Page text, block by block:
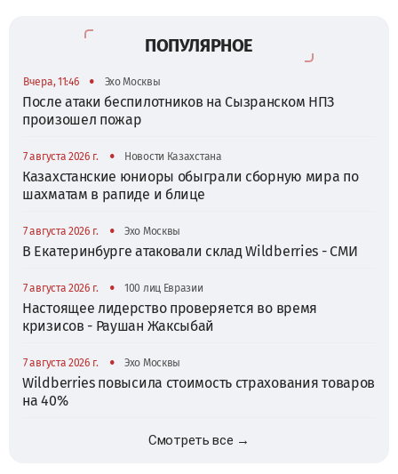
ПОПУЛЯРНОЕ
Вчера, 11:46 • Эхо Москвы
После атаки беспилотников на Сызранском НПЗ
произошел пожар
7 августа 2026 г. • Новости Казахстана
Казахстанские юниоры обыграли сборную мира по
шахматам в рапиде и блице
7 августа 2026 г. • Эхо Москвы
В Екатеринбурге атаковали склад Wildberries - СМИ
7 августа 2026 г. • 100 лиц Евразии
Настоящее лидерство проверяется во время
кризисов - Раушан Жаксыбай
7 августа 2026 г. • Эхо Москвы
Wildberries повысила стоимость страхования товаров
на 40%
Смотреть все →